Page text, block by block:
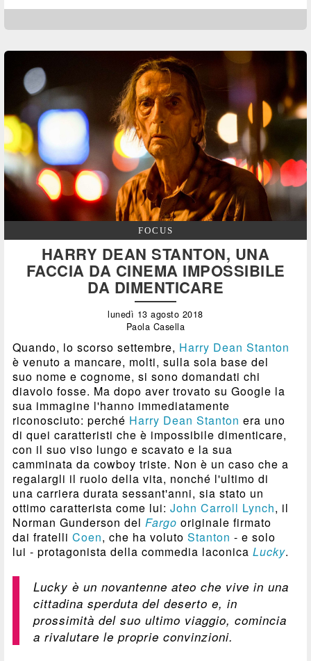
FOCUS
HARRY DEAN STANTON, UNA
FACCIA DA CINEMA IMPOSSIBILE
DA DIMENTICARE
lunedì 13 agosto 2018
Paola Casella
Quando, lo scorso settembre, Harry Dean Stanton
è venuto a mancare, molti, sulla sola base del
suo nome e cognome, si sono domandati chi
diavolo fosse. Ma dopo aver trovato su Google la
sua immagine l'hanno immediatamente
riconosciuto: perché Harry Dean Stanton era uno
di quei caratteristi che è impossibile dimenticare,
con il suo viso lungo e scavato e la sua
camminata da cowboy triste. Non è un caso che a
regalargli il ruolo della vita, nonché l'ultimo di
una carriera durata sessant'anni, sia stato un
ottimo caratterista come lui:John Carroll Lynch, il
Norman Gunderson delFargo originale firmato
dai fratelliCoen, che ha volutoStanton - e solo
lui - protagonista della commedia laconicaLucky.
Lucky è un novantenne ateo che vive in una
cittadina sperduta del deserto e, in
prossimità del suo ultimo viaggio, comincia
a rivalutare le proprie convinzioni.